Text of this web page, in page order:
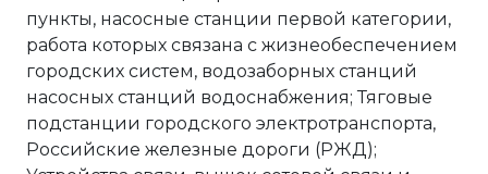
пункты, насосные станции первой категории,
работа которых связана с жизнеобеспечением
городских систем, водозаборных станций
насосных станций водоснабжения; Тяговые
подстанции городского электротранспорта,
Российские железные дороги (РЖД);